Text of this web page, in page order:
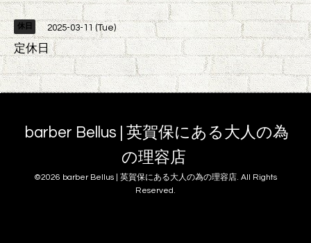
休日 2025-03-11 (Tue)
定休日
barber Bellus | 英賀保にある大人の為
の理容店
©2026 barber Bellus | 英賀保にある大人の為の理容店. All Rights
Reserved.